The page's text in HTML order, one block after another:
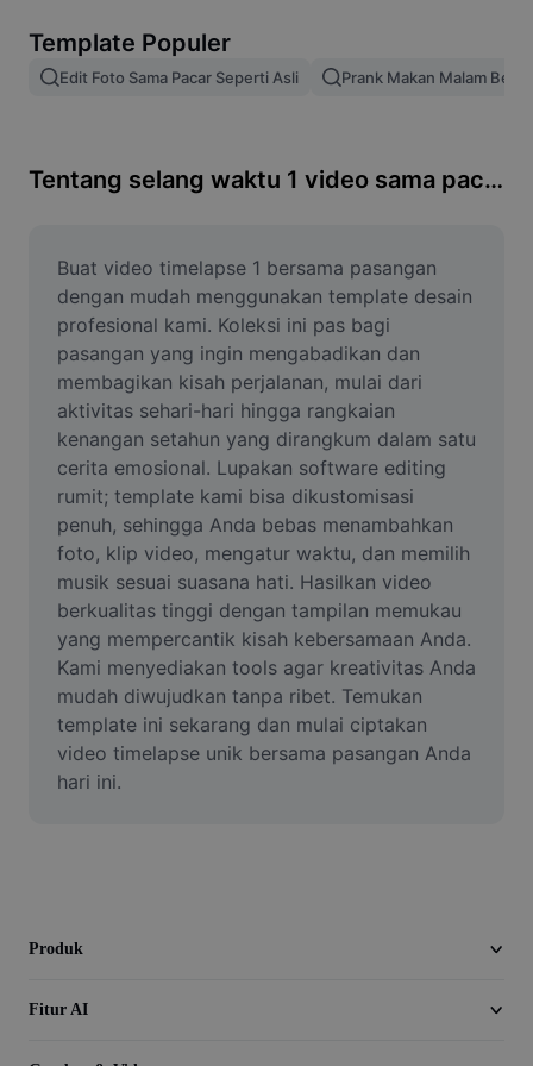
Gabung gambar
Ubah Ukuran Gambar
Pembuat Meme
AI Text Remover
AI People Remover
AI Inpainting
Face Cutout
Video
Hapus latar belakang video
Tingkatkan kualitas
Editor Video
Pangkas Video
Template Populer
Edit Foto Sama Pacar Seperti Asli Prank Makan Malam
Tentang selang waktu 1 video sama pacar
Buat video timelapse 1 bersama pasangan
dengan mudah menggunakan template desain
profesional kami. Koleksi ini pas bagi
pasangan yang ingin mengabadikan dan
membagikan kisah perjalanan, mulai dari
aktivitas sehari-hari hingga rangkaian
kenangan setahun yang dirangkum dalam satu
cerita emosional. Lupakan software editing
rumit; template kami bisa dikustomisasi
penuh, sehingga Anda bebas menambahkan
foto, klip video, mengatur waktu, dan memilih
musik sesuai suasana hati. Hasilkan video
berkualitas tinggi dengan tampilan memukau
yang mempercantik kisah kebersamaan Anda.
Kami menyediakan tools agar kreativitas Anda
mudah diwujudkan tanpa ribet. Temukan
template ini sekarang dan mulai ciptakan
video timelapse unik bersama pasangan Anda
hari ini.
Produk
Fitur AI